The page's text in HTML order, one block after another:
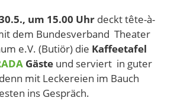
um 15.00 Uhr deckt tête-à-
dem Bundesverband Theater
e.V. (Butiör) die Kaffeetafel
Gäste und serviert in guter
mit Leckereien im Bauch
ins Gespräch.